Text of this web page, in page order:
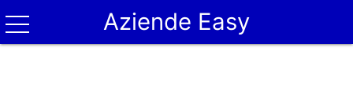
Aziende Easy